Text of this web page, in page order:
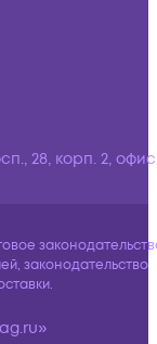
28, корп. 2,
законодательство